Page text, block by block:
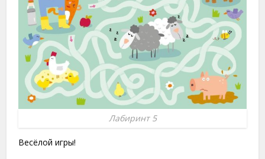
Лабиринт 5
Весёлой игры!